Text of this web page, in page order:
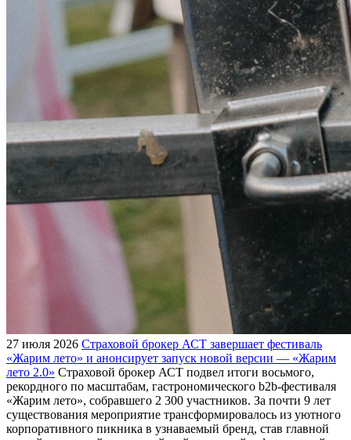
27 июля 2026 Страховой брокер АСТ завершает фестиваль
«Жарим лето» и анонсирует запуск новой версии — «Жарим
лето 2.0» Страховой брокер АСТ подвел итоги восьмого,
рекордного по масштабам, гастрономического b2b-фестиваля
«Жарим лето», собравшего 2 300 участников. За почти 9 лет
существования мероприятие трансформировалось из уютного
корпоративного пикника в узнаваемый бренд, став главной